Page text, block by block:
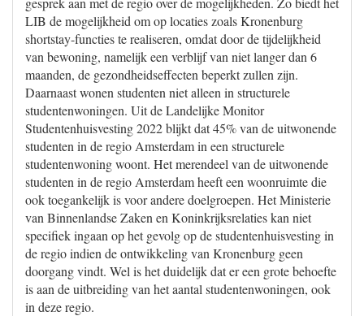
LIB de mogelijkheid om op locaties zoals Kronenburg
shortstay-functies te realiseren, omdat door de tijdelijkheid
van bewoning, namelijk een verblijf van niet langer dan 6
maanden, de gezondheidseffecten beperkt zullen zijn.
Daarnaast wonen studenten niet alleen in structurele
studentenwoningen. Uit de Landelijke Monitor
Studentenhuisvesting 2022 blijkt dat 45% van de uitwonende
studenten in de regio Amsterdam in een structurele
studentenwoning woont. Het merendeel van de uitwonende
studenten in de regio Amsterdam heeft een woonruimte die
ook toegankelijk is voor andere doelgroepen. Het Ministerie
van Binnenlandse Zaken en Koninkrijksrelaties kan niet
specifiek ingaan op het gevolg op de studentenhuisvesting in
de regio indien de ontwikkeling van Kronenburg geen
doorgang vindt. Wel is het duidelijk dat er een grote behoefte
is aan de uitbreiding van het aantal studentenwoningen, ook
in deze regio.